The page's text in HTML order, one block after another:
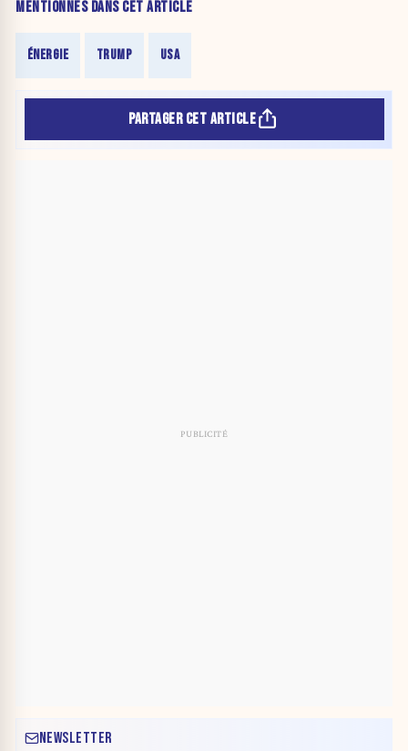
MENTIONNÉS DANS CET ARTICLE
ÉNERGIE TRUMP USA
PARTAGER CET ARTICLE
NEWSLETTER